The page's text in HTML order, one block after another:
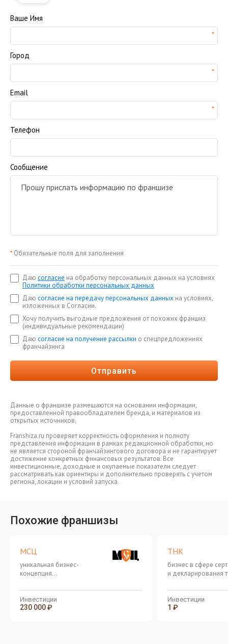
Ваше Имя
Город
Email
Телефон
Сообщение
* Обязательные поля для заполнения
Даю согласие на обработку персональных данных на условиях
Политики обработки персональных данных
Даю согласие на передачу персональных данных на условиях,
изложенных в Согласии.
Хочу получить выгодные предложения от похожих франшиз
(индивидуальные рекомендации)
Даю согласие на получение рассылки о спецпредложениях
франчайзинга
Отправить
Данные о франшизе размещаются на основании информации,
предоставленной правообладателем бренда, и материалов из
открытых источников.
Franshiza.ru проверяет корректность оформления и полноту
представления информации в рамках редакционной обработки, но
не является стороной франчайзингового договора и не гарантирует
достижение конкретных финансовых результатов. Все
инвестиционные, доходные и окупаемые показатели следует
рассматривать как ориентиры и дополнительно проверять с учетом
региона, локации и условий запуска.
Похожие франшизы
МСЦ
уникальная бизнес-
концепция
Инвестиции
230 000 ₽
ТНК
бизнес в сфере
и декларирования
Инвестиции
1 ₽